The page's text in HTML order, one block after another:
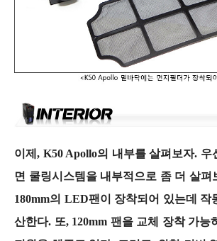
이제, K50 Apollo의 내부를 살펴보자. 우
면 쿨링시스템을 내부적으로 좀 더 살펴
180mm의 LED팬이 장착되어 있는데 작
산한다. 또, 120mm 팬을 교체 장착 가능